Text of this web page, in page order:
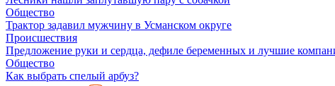
Общество
Трактор задавил мужчину в Усманском округе
Происшествия
Предложение руки и сердца, дефиле беременных и лучшие
Общество
Как выбрать спелый арбуз?